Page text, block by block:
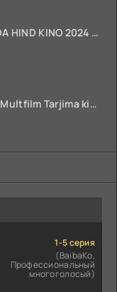
SALAAR 2 QISMI UZBEK TILIDA HIND KINO 2024 TARJIMA 720p HD Skachat
O'lik Kelin Uzbek tilida 2023 Multfilm Tarjima kino skachat
1-5 серия
(BaibaKo,
Профессиональный
многоголосый)